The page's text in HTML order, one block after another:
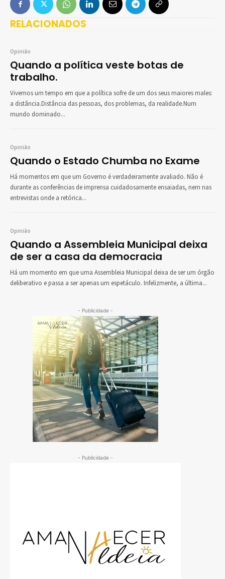
RELACIONADOS
Opinião
Quando a política veste botas de
trabalho.
Vivemos um tempo em que a política sofre de um dos seus maiores males:
a distância.Distância das pessoas, dos problemas, da realidade.Num
mundo dominado...
Opinião
Quando o Estado Chumba no Exame
Há momentos em que um Governo é verdadeiramente avaliado. Não é
durante as conferências de imprensa cuidadosamente ensaiadas, nem nas
entrevistas onde a retórica...
Opinião
Quando a Assembleia Municipal deixa
de ser a casa da democracia
Há um momento em que uma Assembleia Municipal deixa de ser um órgão
deliberativo e passa a ser apenas um espetáculo. Infelizmente, a última...
- Publicidade -
- Publicidade -